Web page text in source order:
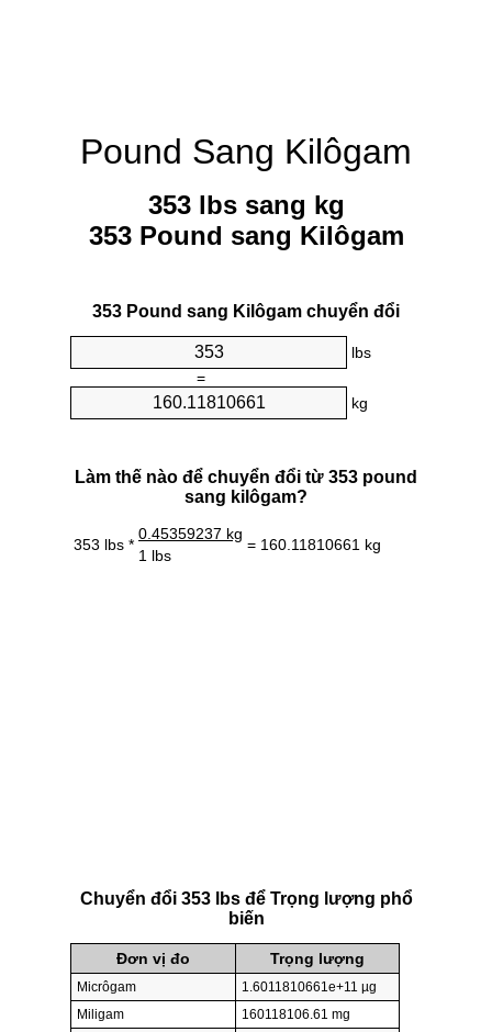
Pound Sang Kilôgam
353 lbs sang kg
353 Pound sang Kilôgam
353 Pound sang Kilôgam chuyển đổi
lbs
=
kg
Làm thế nào để chuyển đổi từ 353 pound
sang kilôgam?
353 lbs *
0.45359237 kg
= 160.11810661 kg
1 lbs
Chuyển đổi 353 lbs để Trọng lượng phổ
biến
Đơn vị đo Trọng lượng
Micrôgam
1.6011810661e+11 µg
Miligam
160118106.61 mg